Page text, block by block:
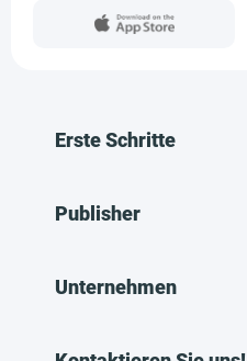
Erste Schritte
Publisher
Unternehmen